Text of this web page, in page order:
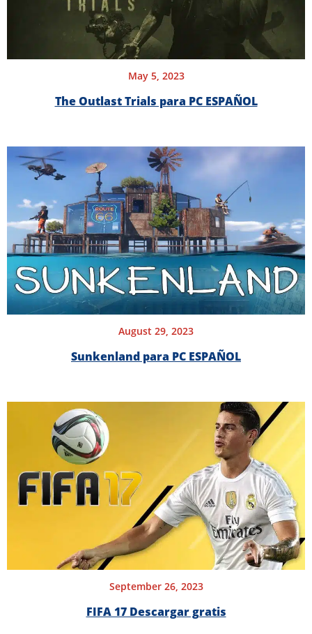
May 5, 2023
The Outlast Trials para PC ESPAÑOL
August 29, 2023
Sunkenland para PC ESPAÑOL
September 26, 2023
FIFA 17 Descargar gratis